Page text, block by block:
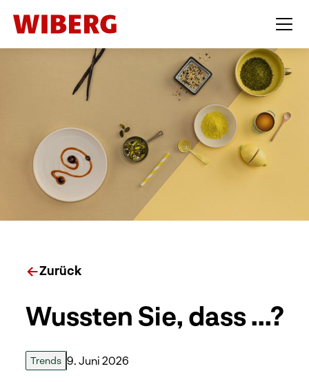
Zurück
Wussten Sie, dass ...?
Trends 9. Juni 2026